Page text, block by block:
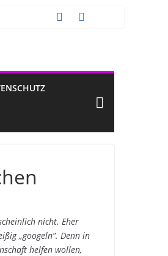
nicht. Eher
„googeln”. Denn in
helfen wollen,